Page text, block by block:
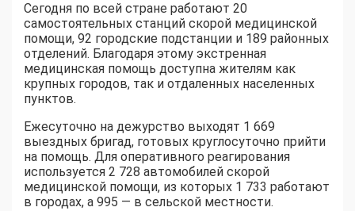
Сегодня по всей стране работают 20
самостоятельных станций скорой медицинской
помощи, 92 городские подстанции и 189 районных
отделений. Благодаря этому экстренная
медицинская помощь доступна жителям как
крупных городов, так и отдаленных населенных
пунктов.
Ежесуточно на дежурство выходят 1 669
выездных бригад, готовых круглосуточно прийти
на помощь. Для оперативного реагирования
используется 2 728 автомобилей скорой
медицинской помощи, из которых 1 733 работают
в городах, а 995 — в сельской местности.